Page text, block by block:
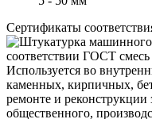
Сертификаты
соответствии ГОСТ
Используется во
каменных, кирпичных,
ремонте и
общественного,